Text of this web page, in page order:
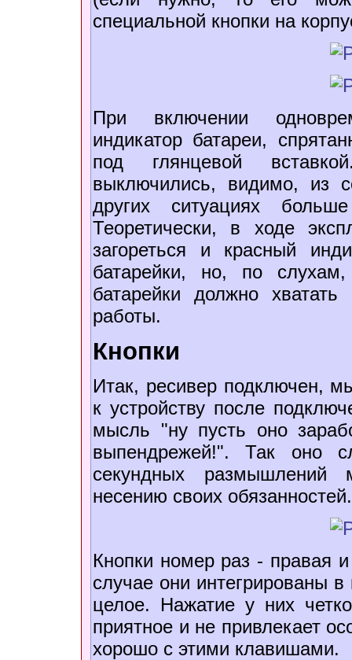
специальной кнопки на
При включении
индикатор батареи,
под глянцевой
выключились, видимо, из
других ситуациях
Теоретически, в ходе
загореться и красный
батарейки, но, по
батарейки должно
работы.
Кнопки
Итак, ресивер подключен,
к устройству после
мысль "ну пусть оно
выпендрежей!". Так оно
секундных размышлений
несению своих
Кнопки номер раз - правая
случае они интегрированы
целое. Нажатие у них
приятное и не привлекает
хорошо с этими клавишами.